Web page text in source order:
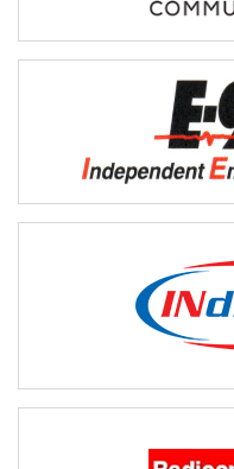
https://
Independent Emergency
réseaux de service
d’urgence 9‑1‑1
http://
publique qui a mis au
efforts de recherche et
conception
de communication pour